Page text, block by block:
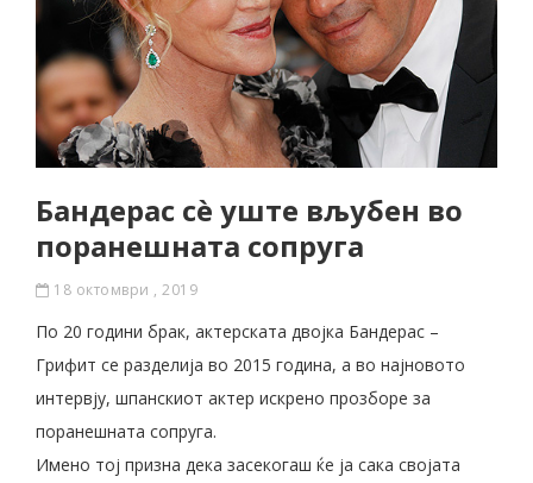
Бандерас сè уште вљубен во
поранешната сопруга
18 октомври , 2019
По 20 години брак, актерската двојка Бандерас –
Грифит се разделија во 2015 година, а во најновото
интервју, шпанскиот актер искрено прозборе за
поранешната сопруга.
Имено тој призна дека засекогаш ќе ја сака својата